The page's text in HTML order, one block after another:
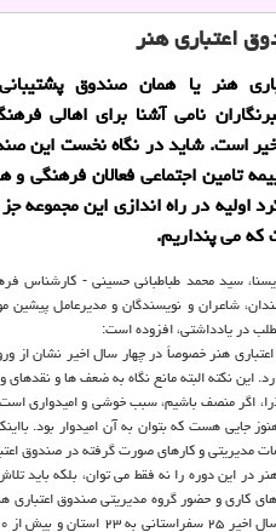
اعتباری هنر
هنر یا همان صندوق
نامی آشنا برای اهالی
است. شاید در نگاه نخست این
تامین اجتماعی فعالان فرهنگی و
اولیه در راه اندازی این مجموعه
که می پنداریم.
سید محمد طباطبائی حسینی - کارشناس
شاعران و نویسندگان و مدیرعامل پیشین
در یادداشتی، افزوده است:
هنر خصوصاً در چهار سال اخیر نشان از
این نکته البته مانع نگاه به ضعف ها و نقدهای
اگر منصف باشیم، سبب خوشی و امیدواری
جایی هست که بتوان به آن امیدوار بود.
مدیریتی و کارهای صورت گرفته در صندوق
در این دوره را نه فقط می توان، بلکه باید
و حضور گروه مدیریتی صندوق اعتباری